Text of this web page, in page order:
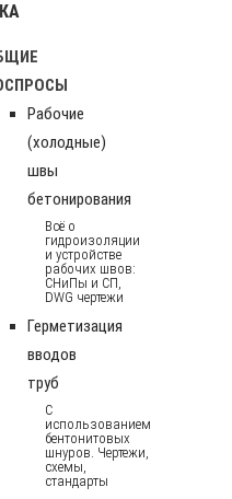
Рабочие
(холодные)
швы
бетонирования
Всё о
гидроизоляции
и устройстве
рабочих швов:
СНиПы и СП,
DWG чертежи
Герметизация
вводов
труб
С
использованием
бентонитовых
шнуров. Чертежи,
схемы,
стандарты